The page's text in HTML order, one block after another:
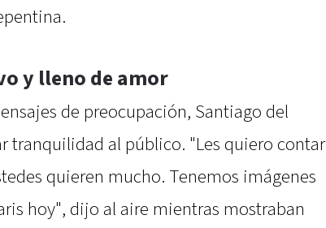
y lleno de amor
de preocupación, Santiago del
tranquilidad al público. "Les quiero contar
quieren mucho. Tenemos imágenes
hoy", dijo al aire mientras mostraban